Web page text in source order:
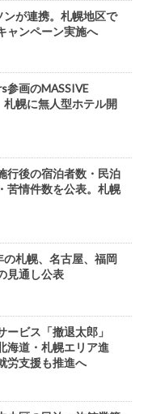
ンが連携。札幌地区で
ャンペーン実施へ
参画のMASSIVE
札幌に無人型ホテル開
行後の宿泊者数・民泊
苦情件数を公表。札幌
の札幌、名古屋、福岡
見通し公表
ービス「撤退太郎」
海道・札幌エリア進
労支援も推進へ